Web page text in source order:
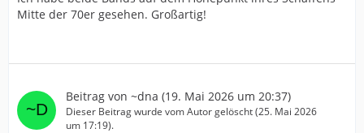
Mitte der 70er gesehen. Großartig!
Beitrag von ~dna (19. Mai 2026 um 20:37)
Dieser Beitrag wurde vom Autor gelöscht (25. Mai 2026
um 17:19).